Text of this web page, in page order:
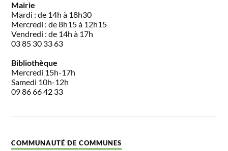
Mairie
Mardi : de 14h à 18h30
Mercredi : de 8h15 à 12h15
Vendredi : de 14h à 17h
03 85 30 33 63
Bibliothèque
Mercredi 15h-17h
Samedi 10h-12h
09 86 66 42 33
COMMUNAUTÉ DE COMMUNES